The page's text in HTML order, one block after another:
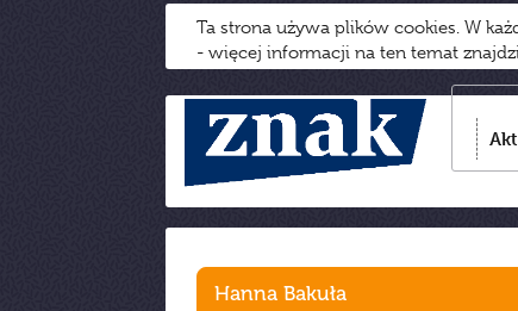
Ta strona używa plików cookies. W
- więcej informacji na ten temat
Hanna Bakuła